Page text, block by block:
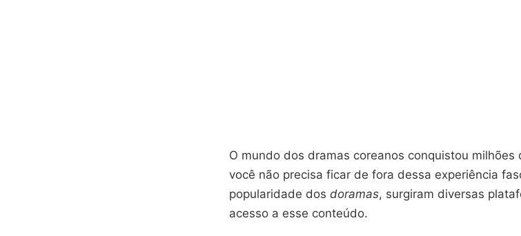
O mundo dos dramas coreanos conquistou
você não precisa ficar de fora dessa experiência
popularidade dos doramas, surgiram diversas
acesso a esse conteúdo.